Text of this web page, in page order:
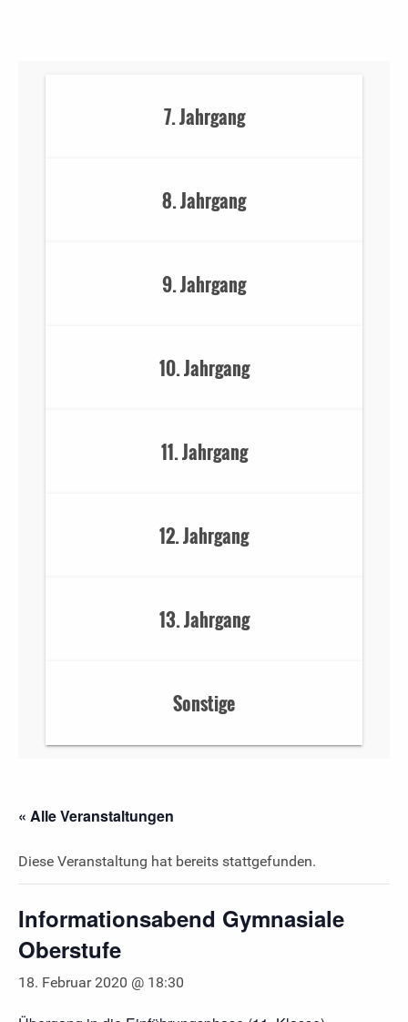
7. Jahrgang
8. Jahrgang
9. Jahrgang
10. Jahrgang
11. Jahrgang
12. Jahrgang
13. Jahrgang
Sonstige
« Alle Veranstaltungen
Diese Veranstaltung hat bereits stattgefunden.
Informationsabend Gymnasiale
Oberstufe
18. Februar 2020 @ 18:30